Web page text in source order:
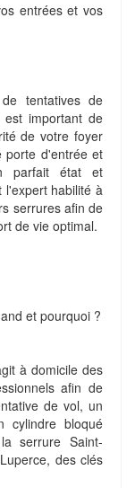
entrées et vos
tentatives de
important de
de votre foyer
porte d'entrée et
parfait état et
l'expert habilité à
serrures afin de
de vie optimal.
et pourquoi ?
à domicile des
afin de
de vol, un
cylindre bloqué
serrure Saint-
des clés